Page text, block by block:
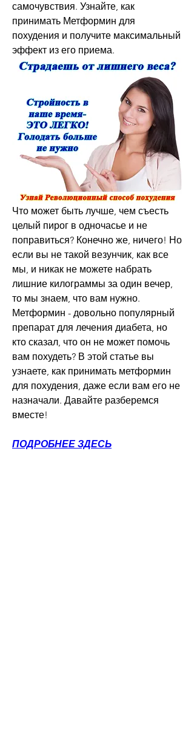
самочувствия. Узнайте, как
принимать Метформин для
похудения и получите максимальный
эффект из его приема.
Что может быть лучше, чем съесть
целый пирог в одночасье и не
поправиться? Конечно же, ничего! Но
если вы не такой везунчик, как все
мы, и никак не можете набрать
лишние килограммы за один вечер,
то мы знаем, что вам нужно.
Метформин - довольно популярный
препарат для лечения диабета, но
кто сказал, что он не может помочь
вам похудеть? В этой статье вы
узнаете, как принимать метформин
для похудения, даже если вам его не
назначали. Давайте разберемся
вместе!
ПОДРОБНЕЕ ЗДЕСЬ